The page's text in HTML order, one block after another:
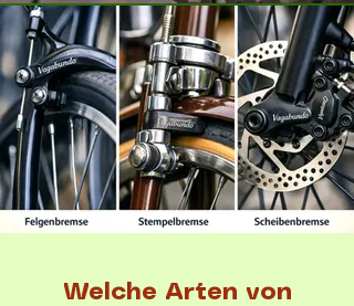
Welche Arten von